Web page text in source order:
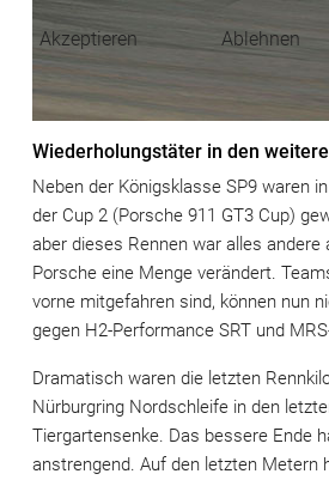
Wiederholungstäter in den
Neben der Königsklasse SP9 waren
der Cup 2 (Porsche 911 GT3 Cup)
aber dieses Rennen war alles andere
Porsche eine Menge verändert.
vorne mitgefahren sind, können nun
gegen H2-Performance SRT und
Dramatisch waren die letzten
Nürburgring Nordschleife in den
Tiergartensenke. Das bessere Ende
anstrengend. Auf den letzten Metern
Akzeptieren Ablehnen